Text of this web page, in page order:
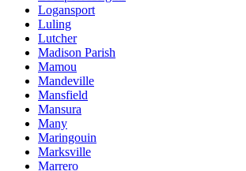
Logansport
Luling
Lutcher
Madison Parish
Mamou
Mandeville
Mansfield
Mansura
Many
Maringouin
Marksville
Marrero